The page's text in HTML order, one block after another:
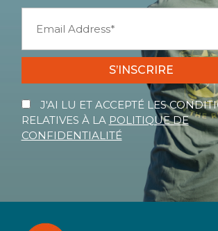
S’INSCRIRE
J'AI LU ET ACCEPTÉ LES
RELATIVES À LA POLITIQUE DE
CONFIDENTIALITÉ